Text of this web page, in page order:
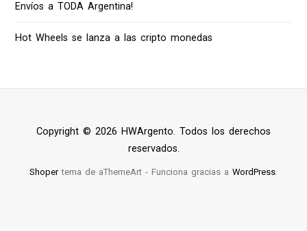
Envíos a TODA Argentina!
Hot Wheels se lanza a las cripto monedas
Copyright © 2026 HWArgento. Todos los derechos
reservados.
Shopertema de aThemeArt - Funciona gracias a WordPress